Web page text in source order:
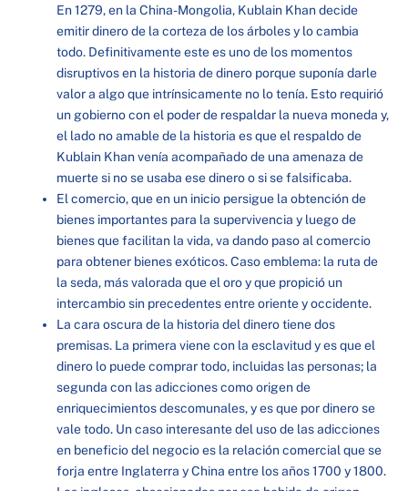
En 1279, en la China-Mongolia, Kublain Khan decide
emitir dinero de la corteza de los árboles y lo cambia
todo. Definitivamente este es uno de los momentos
disruptivos en la historia de dinero porque suponía darle
valor a algo que intrínsicamente no lo tenía. Esto requirió
un gobierno con el poder de respaldar la nueva moneda y,
el lado no amable de la historia es que el respaldo de
Kublain Khan venía acompañado de una amenaza de
muerte si no se usaba ese dinero o si se falsificaba.
El comercio, que en un inicio persigue la obtención de
bienes importantes para la supervivencia y luego de
bienes que facilitan la vida, va dando paso al comercio
para obtener bienes exóticos. Caso emblema: la ruta de
la seda, más valorada que el oro y que propició un
intercambio sin precedentes entre oriente y occidente.
La cara oscura de la historia del dinero tiene dos
premisas. La primera viene con la esclavitud y es que el
dinero lo puede comprar todo, incluidas las personas; la
segunda con las adicciones como origen de
enriquecimientos descomunales, y es que por dinero se
vale todo. Un caso interesante del uso de las adicciones
en beneficio del negocio es la relación comercial que se
forja entre Inglaterra y China entre los años 1700 y 1800.